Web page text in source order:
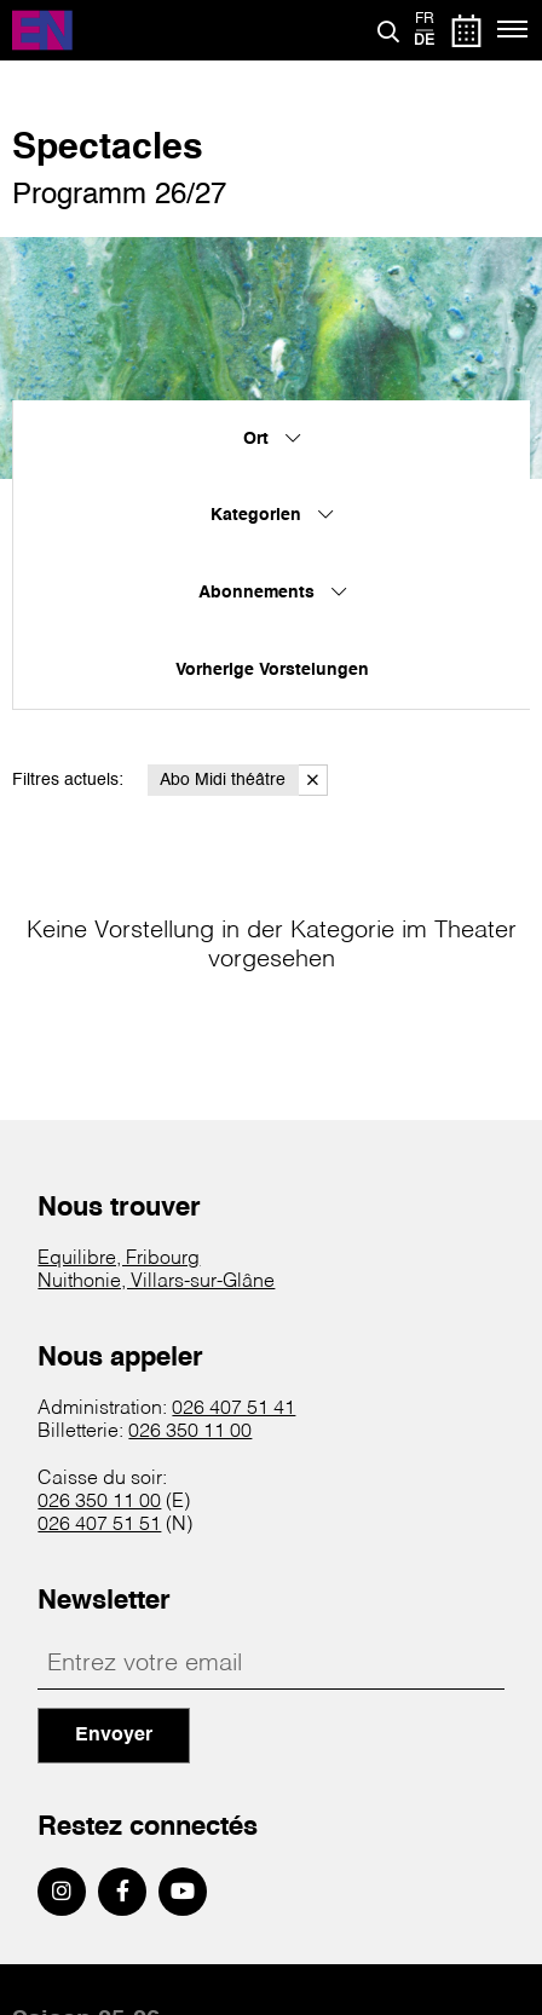
Direkt
zum
Inhalt
FR
DE
Spectacles
Programm 26/27
Ort
Kategorien
Abonnements
Vorherige Vorstelungen
Filtres actuels: Abo Midi théâtre
Keine Vorstellung in der Kategorie im Theater
vorgesehen
Nous trouver
Equilibre, Fribourg
Nuithonie, Villars-sur-Glâne
Nous appeler
Administration:026 407 51 41
Billetterie:026 350 11 00
Caisse du soir:
026 350 11 00 (E)
026 407 51 51 (N)
Newsletter
Envoyer
Restez connectés